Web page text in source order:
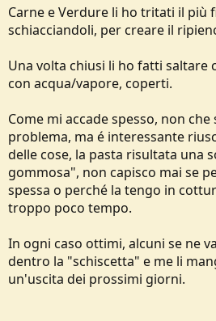
Carne e Verdure li ho tritati il più
schiacciandoli, per creare il
Una volta chiusi li ho fatti saltare
con acqua/vapore, coperti.
Come mi accade spesso, non che
problema, ma é interessante
delle cose, la pasta risultata una
gommosa", non capisco mai se
spessa o perché la tengo in
troppo poco tempo.
In ogni caso ottimi, alcuni se ne
dentro la "schiscetta" e me li
un'uscita dei prossimi giorni.